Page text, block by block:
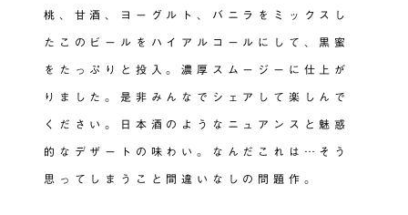
桃、甘酒、ヨーグルト、バニラをミックスし
たこのビールをハイアルコールにして、黒蜜
をたっぷりと投入。濃厚スムージーに仕上が
りました。是非みんなでシェアして楽しんで
ください。日本酒のようなニュアンスと魅惑
的なデザートの味わい。なんだこれは…そう
思ってしまうこと間違いなしの問題作。